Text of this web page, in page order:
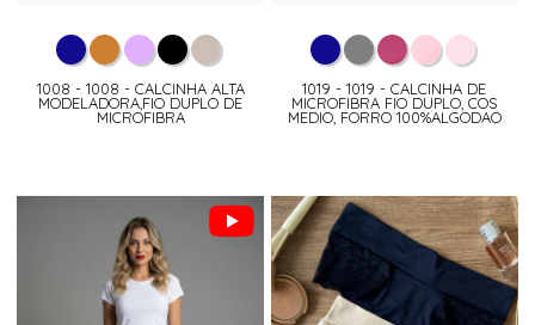
1008 - 1008 - CALCINHA ALTA
MODELADORA,FIO DUPLO DE
MICROFIBRA
1019 - 1019 - CALCINHA DE
MICROFIBRA FIO DUPLO, COS
MEDIO, FORRO 100%ALGODAO